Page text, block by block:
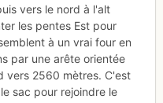
vers le nord à l'alt
les pentes Est pour
à un vrai four en
par une arête orientée
vers 2560 mètres. C'est
sac pour rejoindre le